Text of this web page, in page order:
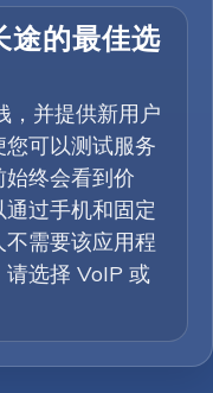
途的最佳选
，并提供新用户
可以测试服务
终会看到价
过手机和固定
需要该应用程
选择 VoIP 或